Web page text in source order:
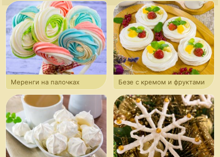
Меренги на палочках Безе с кремом и фруктами